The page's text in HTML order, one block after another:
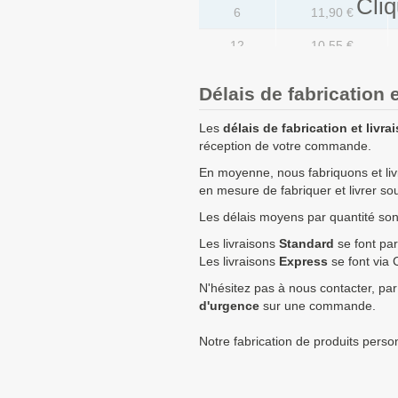
6 11,90 €
12 10,55 €
108 7,50 €
180 6,95 €
252
324 6,05 €
720 5,35 €
1008 5,20 €
Délais de fabrication
Les délais de fabrication et
réception de votre commande.
En moyenne, nous fabriquons et
en mesure de fabriquer et livrer
Les délais moyens par quantité
Les livraisons Standard se font
Les livraisons Express se font via
N'hésitez pas à nous contacter,
d'urgence sur une commande.
Notre fabrication de produits